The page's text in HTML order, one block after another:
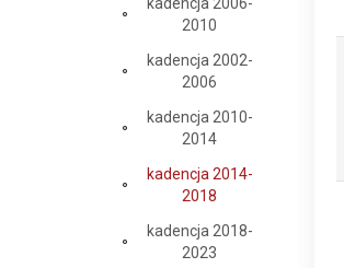
2010
kadencja 2002-
2006
kadencja 2010-
2014
kadencja 2014-
2018
kadencja 2018-
2023